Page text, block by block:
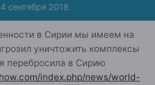
сентября 2018
в Сирии мы имеем на
уничтожить комплексы
перебросила в Сирию
index.php/news/world-